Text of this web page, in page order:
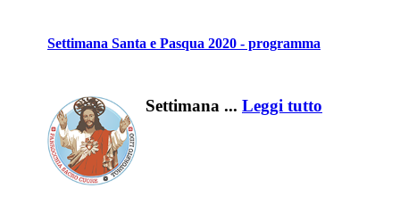
Settimana Santa e Pasqua 2020 - programma
Settimana ... Leggi tutto